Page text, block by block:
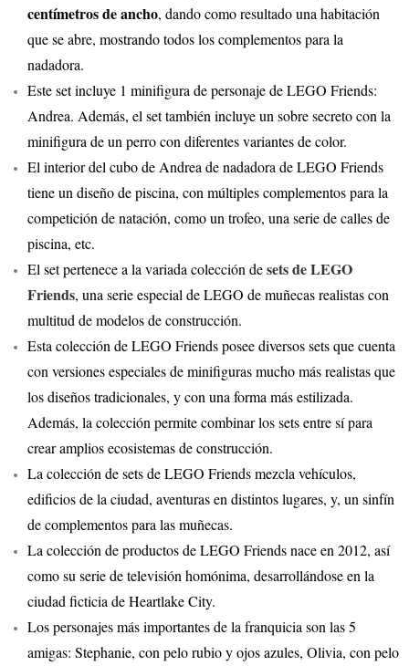
centímetros de ancho, dando como resultado una habitación
que se abre, mostrando todos los complementos para la
nadadora.
Este set incluye 1 minifigura de personaje de LEGO Friends:
Andrea. Además, el set también incluye un sobre secreto con la
minifigura de un perro con diferentes variantes de color.
El interior del cubo de Andrea de nadadora de LEGO Friends
tiene un diseño de piscina, con múltiples complementos para la
competición de natación, como un trofeo, una serie de calles de
piscina, etc.
El set pertenece a la variada colección desets de LEGO
Friends, una serie especial de LEGO de muñecas realistas con
multitud de modelos de construcción.
Esta colección de LEGO Friends posee diversos sets que cuenta
con versiones especiales de minifiguras mucho más realistas que
los diseños tradicionales, y con una forma más estilizada.
Además, la colección permite combinar los sets entre sí para
crear amplios ecosistemas de construcción.
La colección de sets de LEGO Friends mezcla vehículos,
edificios de la ciudad, aventuras en distintos lugares, y, un sinfín
de complementos para las muñecas.
La colección de productos de LEGO Friends nace en 2012, así
como su serie de televisión homónima, desarrollándose en la
ciudad ficticia de Heartlake City.
Los personajes más importantes de la franquicia son las 5
amigas: Stephanie, con pelo rubio y ojos azules, Olivia, con pelo